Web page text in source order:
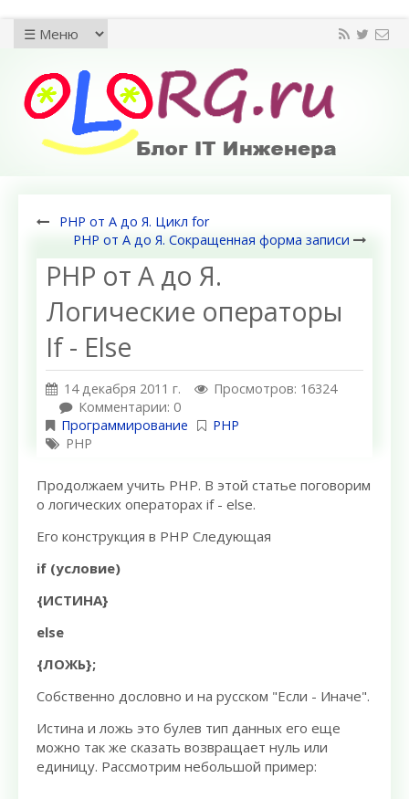
PHP от А до Я. Цикл for
PHP от А до Я. Сокращенная форма записи
PHP от А до Я.
Логические операторы
If - Else
14 декабря 2011 г.
Просмотров: 16324
Комментарии: 0
Программирование
PHP
PHP
Продолжаем учить PHP. В этой статье поговорим
о логических операторах if - else.
Его конструкция в PHP Следующая
if (условие)
{ИСТИНА}
else
{ЛОЖЬ};
Собственно дословно и на русском "Если - Иначе".
Истина и ложь это булев тип данных его еще
можно так же сказать возвращает нуль или
единицу. Рассмотрим небольшой пример: